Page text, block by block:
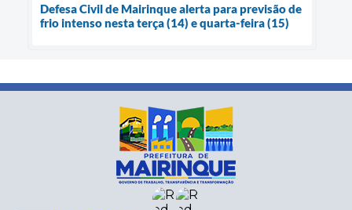
Defesa Civil de Mairinque alerta para previsão de
frio intenso nesta terça (14) e quarta-feira (15)